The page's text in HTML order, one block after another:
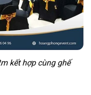
kết hợp cùng ghế